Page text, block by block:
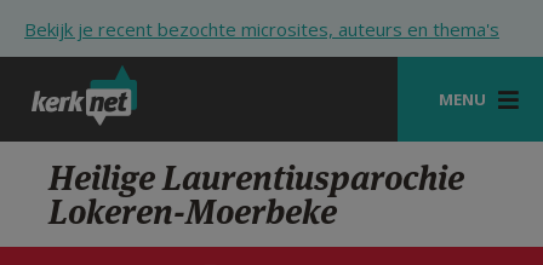
Bekijk je recent bezochte microsites, auteurs en thema's
MENU
STARTPAGINA
KERK
Heilige Laurentiusparochie
Lokeren-Moerbeke